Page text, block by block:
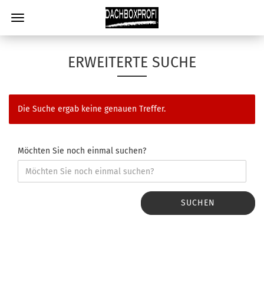
ERWEITERTE SUCHE
Die Suche ergab keine genauen Treffer.
Möchten Sie noch einmal suchen?
SUCHEN